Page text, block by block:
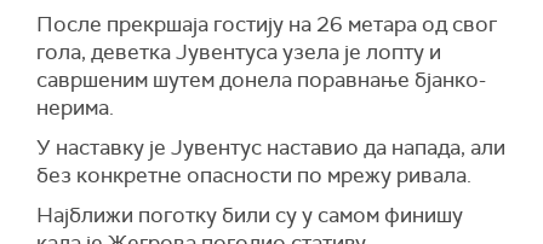
После прекршаја гостију на 26 метара од свог
гола, деветка Јувентуса узела је лопту и
савршеним шутем донела поравнање бјанко-
нерима.
У наставку је Јувентус наставио да напада, али
без конкретне опасности по мрежу ривала.
Најближи поготку били су у самом финишу